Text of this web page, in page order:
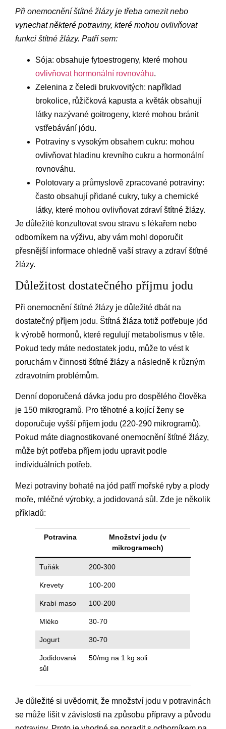
Při onemocnění štítné žlázy je třeba omezit nebo
vynechat některé potraviny, které mohou ovlivňovat
funkci štítné žlázy. Patří sem:
Sója: obsahuje fytoestrogeny, které mohou
ovlivňovat hormonální rovnováhu.
Zelenina z čeledi brukvovitých: například
brokolice, růžičková kapusta a květák obsahují
látky nazývané goitrogeny, které mohou bránit
vstřebávání jódu.
Potraviny s vysokým obsahem cukru: mohou
ovlivňovat hladinu krevního cukru a hormonální
rovnováhu.
Polotovary a průmyslově zpracované potraviny:
často obsahují přidané cukry, tuky a chemické
látky, které mohou ovlivňovat zdraví štítné žlázy.
Je důležité konzultovat svou stravu s lékařem nebo
odborníkem na výživu, aby vám mohl doporučit
přesnější informace ohledně vaší stravy a zdraví štítné
žlázy.
Důležitost dostatečného příjmu jodu
Při onemocnění štítné žlázy je důležité dbát na
dostatečný příjem jodu. Štítná žláza totiž potřebuje jód
k výrobě hormonů, které regulují metabolismus v těle.
Pokud tedy máte nedostatek jodu, může to vést k
poruchám v činnosti štítné žlázy a následně k různým
zdravotním problémům.
Denní doporučená dávka jodu pro dospělého člověka
je 150 mikrogramů. Pro těhotné a kojící ženy se
doporučuje vyšší příjem jodu (220-290 mikrogramů).
Pokud máte diagnostikované onemocnění štítné žlázy,
může být potřeba příjem jodu upravit podle
individuálních potřeb.
Mezi potraviny bohaté na jód patří mořské ryby a plody
moře, mléčné výrobky, a jodidovaná sůl. Zde je několik
příkladů:
Potravina
Množství jodu (v
mikrogramech)
Tuňák 200-300
Krevety 100-200
Krabí maso 100-200
Mléko 30-70
Jogurt 30-70
Jodidovaná
sůl
50/mg na 1 kg soli
Je důležité si uvědomit, že množství jodu v potravinách
se může lišit v závislosti na způsobu přípravy a původu